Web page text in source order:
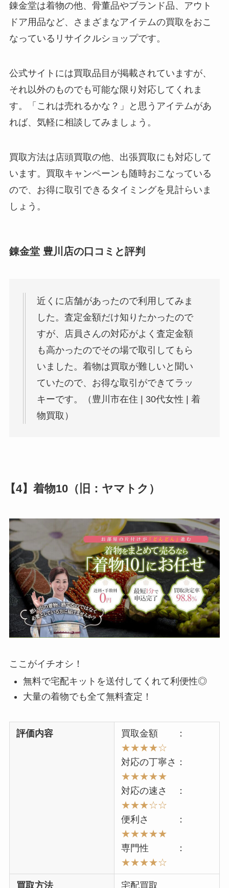
錬金堂は着物の他、骨董品やブランド品、アウト
ドア用品など、さまざまなアイテムの買取をおこ
なっているリサイクルショップです。
公式サイトには買取品目が掲載されていますが、
それ以外のものでも可能な限り対応してくれま
す。「これは売れるかな？」と思うアイテムがあ
れば、気軽に相談してみましょう。
買取方法は店頭買取の他、出張買取にも対応して
います。買取キャンペーンも随時おこなっている
ので、お得に取引できるタイミングを見計らいま
しょう。
錬金堂 豊川店の口コミと評判
近くに店舗があったので利用してみま
した。査定金額だけ知りたかったので
すが、店員さんの対応がよく査定金額
も高かったのでその場で取引してもら
いました。着物は買取が難しいと聞い
ていたので、お得な取引ができてラッ
キーです。（豊川市在住 | 30代女性 | 着
物買取）
【4】着物10（旧：ヤマトク）
ここがイチオシ！
無料で宅配キットを送付してくれて利便性◎
大量の着物でも全て無料査定！
評価内容
買取金額 ：
★★★★☆
対応の丁寧さ：
★★★★★
対応の速さ ：
★★★☆☆
便利さ ：
★★★★★
専門性 ：
★★★★☆
買取方法 宅配買取